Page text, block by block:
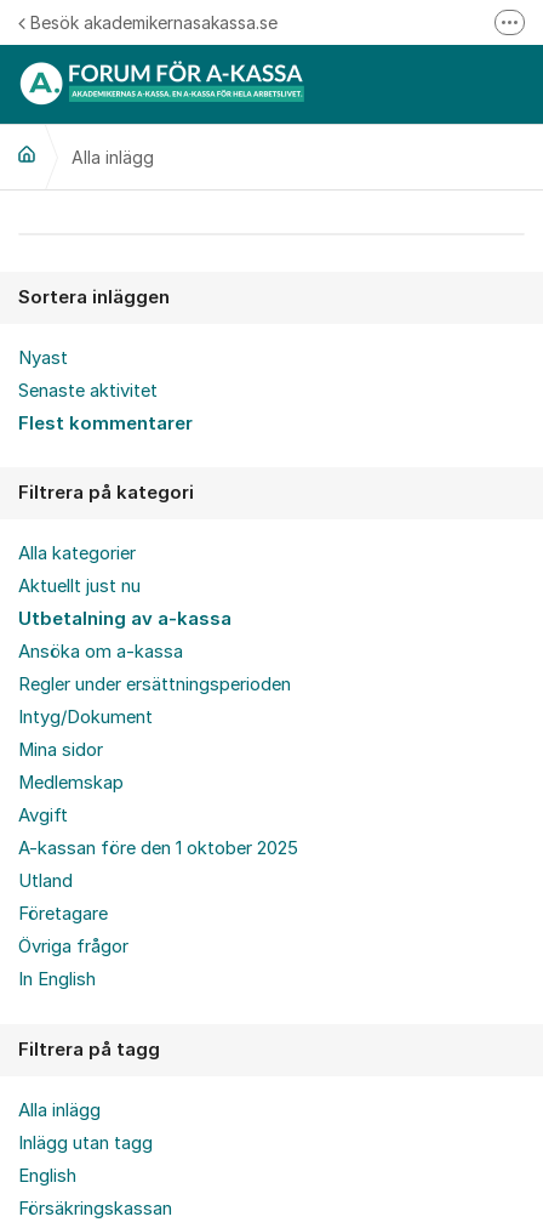
Hoppa till innehåll
Besök akademikernasakassa.se
Alla inlägg
Sortera inläggen
Nyast
Senaste aktivitet
Flest kommentarer
Filtrera på kategori
Alla kategorier
Aktuellt just nu
Utbetalning av a-kassa
Ansöka om a-kassa
Regler under ersättningsperioden
Intyg/Dokument
Mina sidor
Medlemskap
Avgift
A-kassan före den 1 oktober 2025
Utland
Företagare
Övriga frågor
In English
Filtrera på tagg
Alla inlägg
Inlägg utan tagg
English
Försäkringskassan